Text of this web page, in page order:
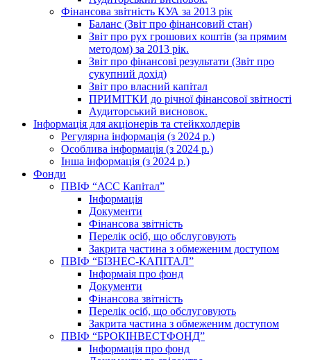
Фінансова звітність КУА за 2013 рік
Баланс (Звіт про фінансовий стан)
Звіт про рух грошових коштів (за прямим
методом) за 2013 рік.
Звіт про фінансові результати (Звіт про
сукупний дохід)
Звіт про власний капітал
ПРИМІТКИ до річної фінансової звітності
Аудиторський висновок.
Інформація для акціонерів та стейкхолдерів
Регулярна інформація (з 2024 р.)
Особлива інформація (з 2024 р.)
Інша інформація (з 2024 р.)
Фонди
ПВІФ “АСС Капітал”
Інформація
Документи
Фінансова звітність
Перелік осіб, що обслуговують
Закрита частина з обмеженим доступом
ПВІФ “БІЗНЕС-КАПІТАЛ”
Інформаія про фонд
Документи
Фінансова звітність
Перелік осіб, що обслуговують
Закрита частина з обмеженим доступом
ПВІФ “БРОКІНВЕСТФОНД”
Інформація про фонд